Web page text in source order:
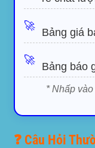
🚀
Bảng giá
🚀
Bảng báo
* Nhấp
❓ Câu Hỏi